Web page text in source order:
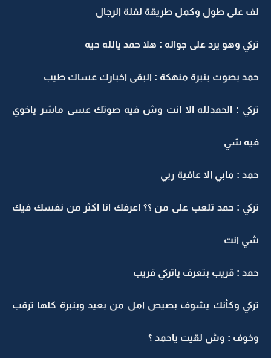
لف على طول وكمل طريقة لفلة الرجال
تركي وهو يرد على جواله : هلا حمد يالله حيه
حمد بصوت بنبرة منهكة : البقى اخبارك عساك طيب
تركي : الحمدلله الا انت وش فيه صوتك عسى ماشر ياخوي
فيه شي
حمد : مابي الا عافية ربي
تركي : حمد تلعب على من ؟؟ اعرفك انا اكثر من نفسك فيك
شي انت
حمد : قريب بتعرف ياتركي قريب
تركي وكأنك يشوف بصيص امل من بعيد وبنبرة كلها ترقب
وخوف : وش لقيت ياحمد ؟